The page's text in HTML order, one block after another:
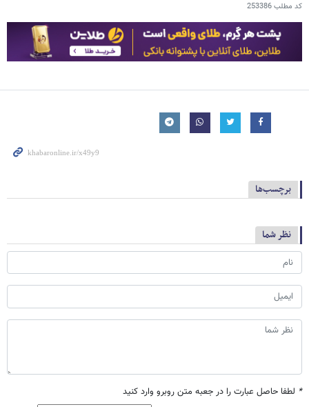
کد مطلب253386
برچسب‌ها
نظر شما
* لطفا حاصل عبارت را در جعبه متن روبرو وارد کنید